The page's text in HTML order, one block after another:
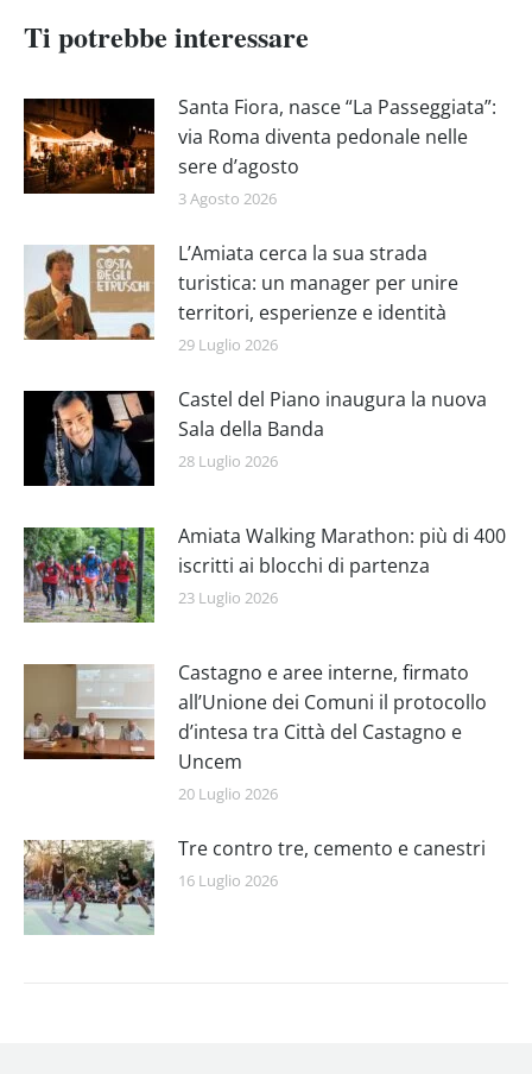
Ti potrebbe interessare
Santa Fiora, nasce “La Passeggiata”:
via Roma diventa pedonale nelle
sere d’agosto
3 Agosto 2026
L’Amiata cerca la sua strada
turistica: un manager per unire
territori, esperienze e identità
29 Luglio 2026
Castel del Piano inaugura la nuova
Sala della Banda
28 Luglio 2026
Amiata Walking Marathon: più di 400
iscritti ai blocchi di partenza
23 Luglio 2026
Castagno e aree interne, firmato
all’Unione dei Comuni il protocollo
d’intesa tra Città del Castagno e
Uncem
20 Luglio 2026
Tre contro tre, cemento e canestri
16 Luglio 2026